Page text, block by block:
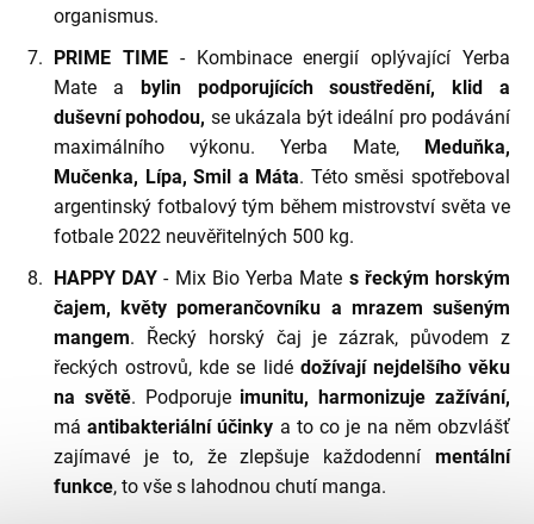
organismus.
PRIME TIME- Kombinace energií oplývající Yerba
Mate a bylin podporujících soustředění, klid a
duševní pohodou, se ukázala být ideální pro podávání
maximálního výkonu. Yerba Mate, Meduňka,
Mučenka, Lípa, Smil a Máta. Této směsi spotřeboval
argentinský fotbalový tým během mistrovství světa ve
fotbale 2022 neuvěřitelných 500 kg.
HAPPY DAY - Mix Bio Yerba Mate s řeckým horským
čajem, květy pomerančovníku a mrazem sušeným
mangem. Řecký horský čaj je zázrak, původem z
řeckých ostrovů, kde se lidé dožívají nejdelšího věku
na světě. Podporuje imunitu, harmonizuje zažívání,
má antibakteriální účinky a to co je na něm obzvlášť
zajímavé je to, že zlepšuje každodenní mentální
funkce, to vše s lahodnou chutí manga.